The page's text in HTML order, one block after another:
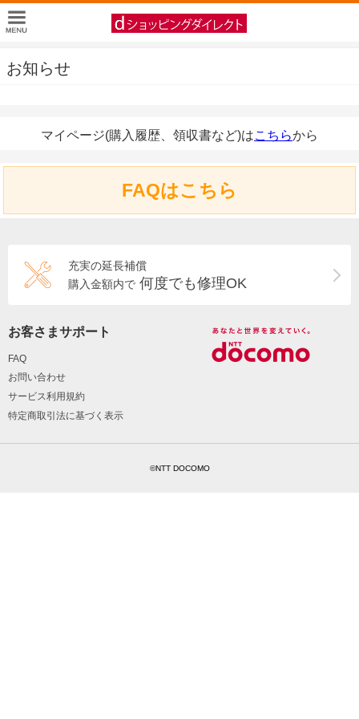
お知らせ
マイページ(購入履歴、領収書など)はこちらから
FAQはこちら
充実の延長補償
購入金額内で 何度でも修理OK
お客さまサポート
FAQ
お問い合わせ
サービス利用規約
特定商取引法に基づく表示
©NTT DOCOMO